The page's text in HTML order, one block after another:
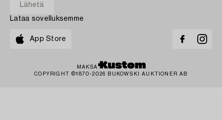
Lataa sovelluksemme
App Store
MAKSA
COPYRIGHT ©1870-2026 BUKOWSKI AUKTIONER AB